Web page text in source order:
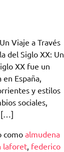
Viaje a Través
del Siglo XX: Un
XX fue un
España,
y estilos
sociales,
[…]
como almudena
laforet, federico